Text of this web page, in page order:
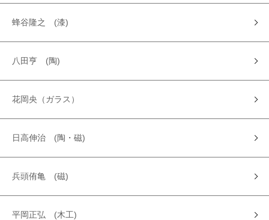
蜂谷隆之 (漆)
八田亨 (陶)
花岡央（ガラス）
日高伸治 (陶・磁)
兵頭侑亀 (磁)
平岡正弘 (木工)